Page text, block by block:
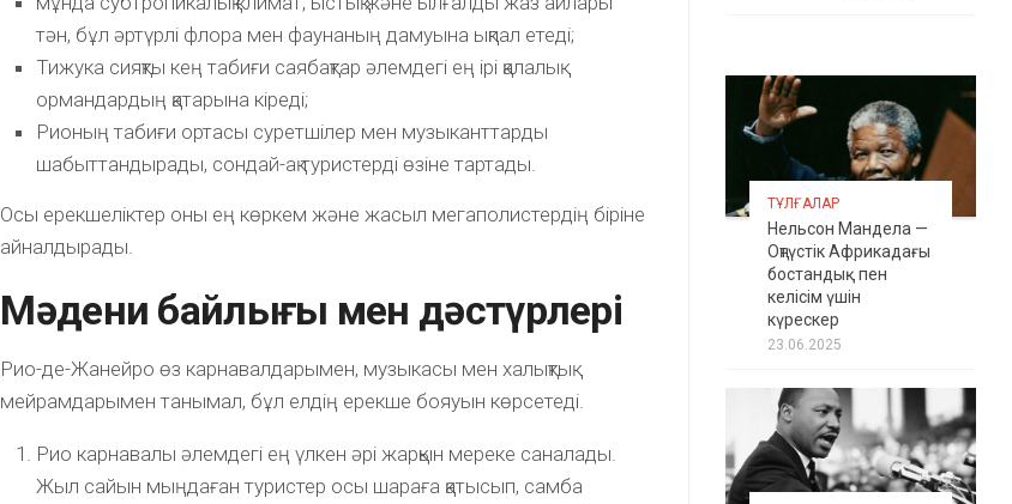
тән, бұл әртүрлі флора мен фаунаның дамуына ықпал етеді;
Тижука сияқты кең табиғи саябақтар әлемдегі ең ірі қалалық
ормандардың қатарына кіреді;
Рионың табиғи ортасы суретшілер мен музыканттарды
шабыттандырады, сондай-ақ туристерді өзіне тартады.
Осы ерекшеліктер оны ең көркем және жасыл мегаполистердің біріне
айналдырады.
Мәдени байлығы мен дәстүрлері
Рио-де-Жанейро өз карнавалдарымен, музыкасы мен халықтық
мейрамдарымен танымал, бұл елдің ерекше бояуын көрсетеді.
Рио карнавалы әлемдегі ең үлкен әрі жарқын мереке саналады.
Жыл сайын мыңдаған туристер осы шараға қатысып, самба
ТҰЛҒАЛАР
Нельсон Мандела —
Оңтүстік Африкадағы
бостандық пен
келісім үшін
күрескер
23.06.2025